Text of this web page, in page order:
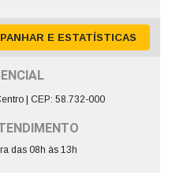
E ESTATÍSTICAS
| CEP: 58.732-000
das 08h às 13h